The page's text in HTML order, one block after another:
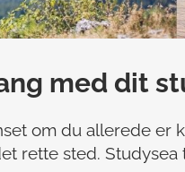
med dit
om du allerede
rette sted.